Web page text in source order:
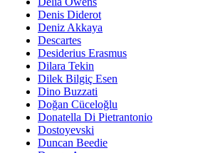
Denis Diderot
Deniz Akkaya
Descartes
Desiderius Erasmus
Dilara Tekin
Dilek Bilgiç Esen
Dino Buzzati
Doğan Cüceloğlu
Donatella Di Pietrantonio
Dostoyevski
Duncan Beedie